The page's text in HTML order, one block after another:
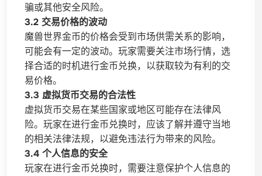
骗或其他安全风险。
3.2 交易价格的波动
魔兽世界金币的价格会受到市场供需关系的影响，
可能会有一定的波动。玩家需要关注市场行情，选
择合适的时机进行金币兑换，以获取较为有利的交
易价格。
3.3 虚拟货币交易的合法性
虚拟货币交易在某些国家或地区可能存在法律风
险。玩家在进行金币兑换时，应该了解并遵守当地
的相关法律法规，以避免违法行为带来的风险。
3.4 个人信息的安全
玩家在进行金币兑换时，需要注意保护个人信息的